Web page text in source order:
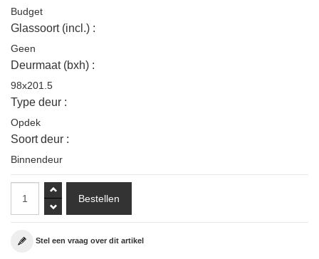
Budget
Glassoort (incl.) :
Geen
Deurmaat (bxh) :
98x201.5
Type deur :
Opdek
Soort deur :
Binnendeur
Stel een vraag over dit artikel